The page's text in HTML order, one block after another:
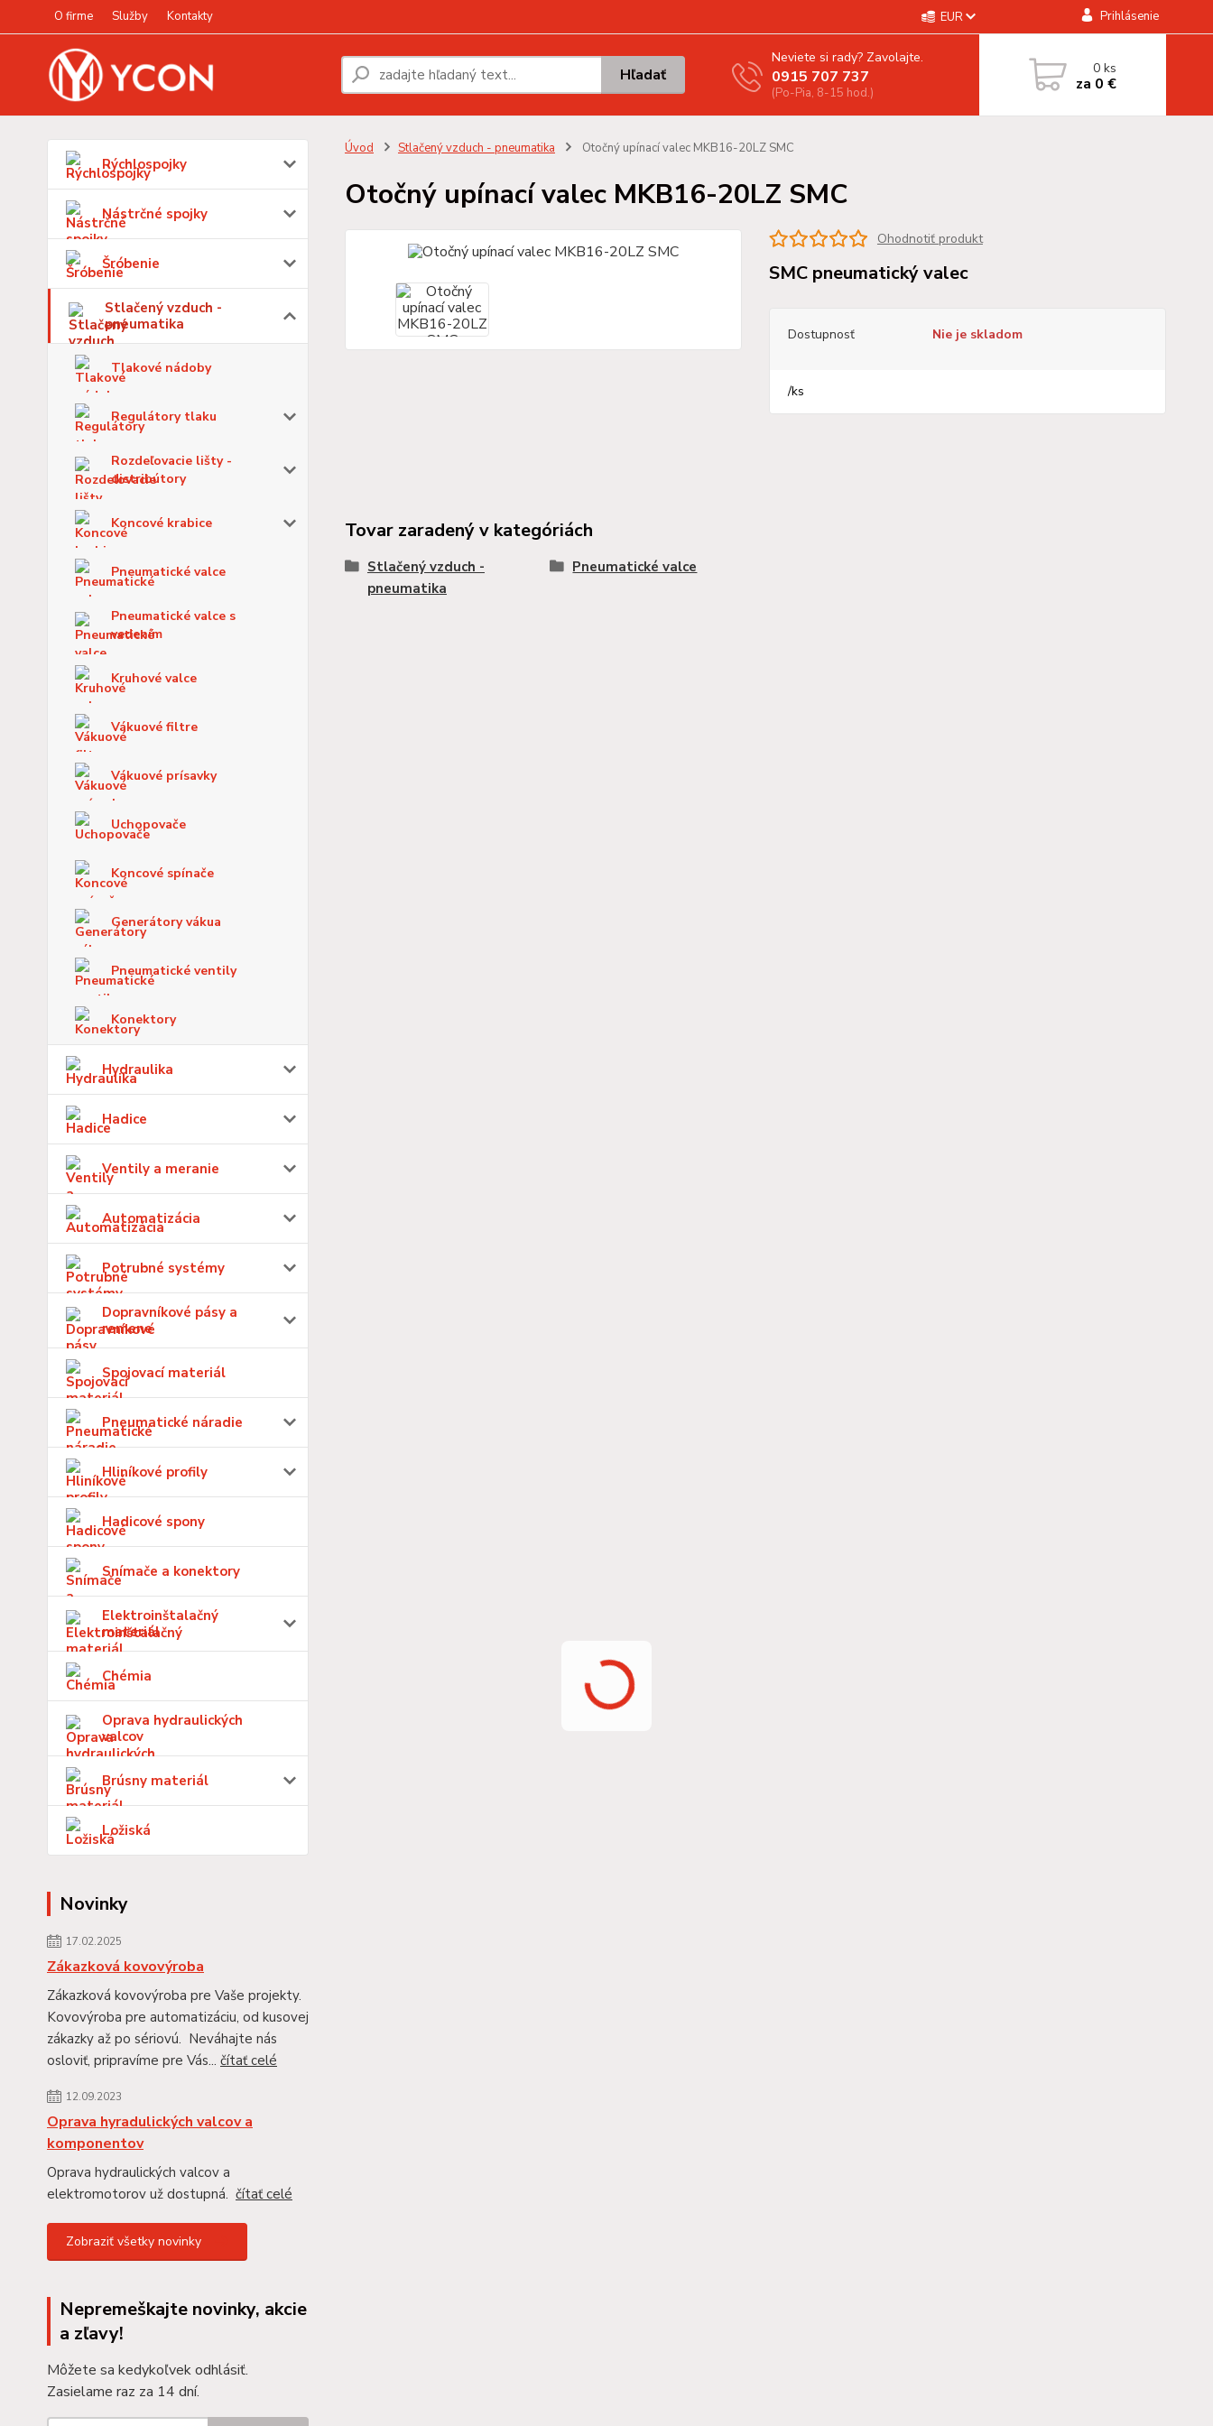
O firme Služby Kontakty EUR Prihlásenie
Hľadať
Neviete si rady? Zavolajte.
0915 707 737
(Po-Pia, 8-15 hod.)
0ks
za 0 €
Rýchlospojky
Nástrčné spojky
Šróbenie
Stlačený vzduch -
pneumatika
Tlakové nádoby
Regulátory tlaku
Rozdeľovacie lišty -
distribútory
Koncové krabice
Pneumatické valce
Pneumatické valce s
vedením
Kruhové valce
Vákuové filtre
Vákuové prísavky
Uchopovače
Koncové spínače
Generátory vákua
Pneumatické ventily
Konektory
Hydraulika
Hadice
Ventily a meranie
Automatizácia
Potrubné systémy
Dopravníkové pásy a
remene
Spojovací materiál
Pneumatické náradie
Hliníkové profily
Hadicové spony
Snímače a konektory
Elektroinštalačný
materiál
Chémia
Oprava hydraulických
valcov
Brúsny materiál
Ložiská
Novinky
17.02.2025
Zákazková kovovýroba
Zákazková kovovýroba pre Vaše projekty.
Kovovýroba pre automatizáciu, od kusovej
zákazky až po sériovú. Neváhajte nás
osloviť, pripravíme pre Vás... čítať celé
12.09.2023
Oprava hyradulických valcov a
komponentov
Oprava hydraulických valcov a
elektromotorov už dostupná. čítať celé
Zobraziť všetky novinky
Nepremeškajte novinky, akcie
a zľavy!
Môžete sa kedykoľvek odhlásiť.
Zasielame raz za 14 dní.
Úvod Stlačený vzduch - pneumatika Otočný upínací valec MKB16-20LZ SMC
Otočný upínací valec MKB16-20LZ SMC
Ohodnotiť produkt
SMC pneumatický valec
Dostupnosť Nie je skladom
/ks
Tovar zaradený v kategóriách
Stlačený vzduch -
pneumatika
Pneumatické valce